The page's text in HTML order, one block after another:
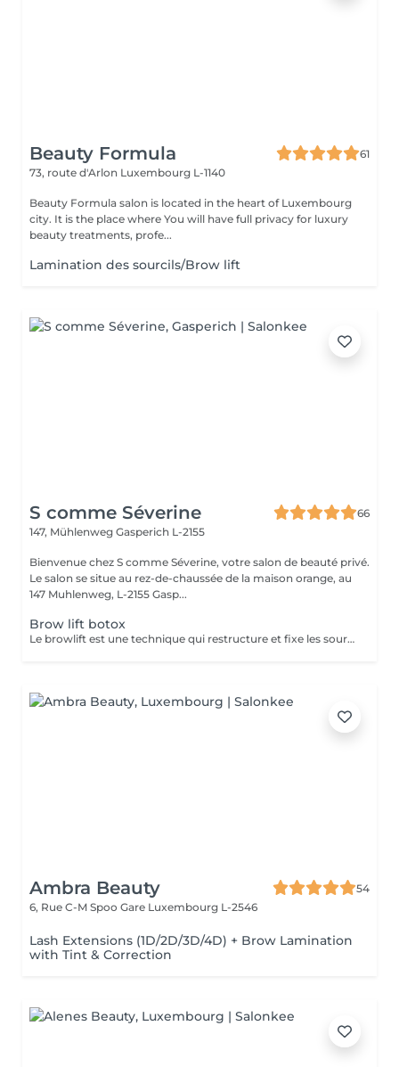
Beauty Formula
61
73, route d'Arlon Luxembourg L-1140
Beauty Formula salon is located in the heart of Luxembourg
city. It is the place where You will have full privacy for luxury
beauty treatments, profe...
Lamination des sourcils/Brow lift
S comme Séverine
66
147, Mühlenweg Gasperich L-2155
Bienvenue chez S comme Séverine, votre salon de beauté privé.
Le salon se situe au rez-de-chaussée de la maison orange, au
147 Muhlenweg, L-2155 Gasp...
Brow lift botox
Le browlift est une technique qui restructure et fixe les sourcils en leur donnant une forme plus définie et liftée tout en les rendant plus épais et soignés. La formule que nous utilisons est composée d'ingrédient d'origine naturelle, enrichie en aloé vera, collagène et huile de ricin. Vous pouvez le combiner à une épilation et une teinture hybride.
Ambra Beauty
54
6, Rue C-M Spoo Gare Luxembourg L-2546
Lash Extensions (1D/2D/3D/4D) + Brow Lamination
with Tint & Correction